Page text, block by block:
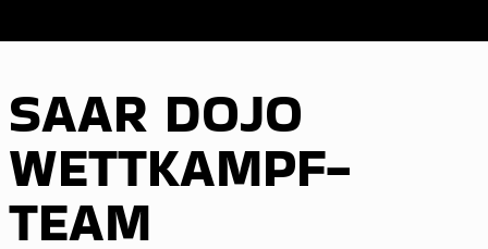
SAAR DOJO
WETTKAMPF-
TEAM